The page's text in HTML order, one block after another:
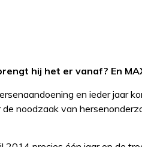
hij het er vanaf? En
en ieder jaar
noodzaak van